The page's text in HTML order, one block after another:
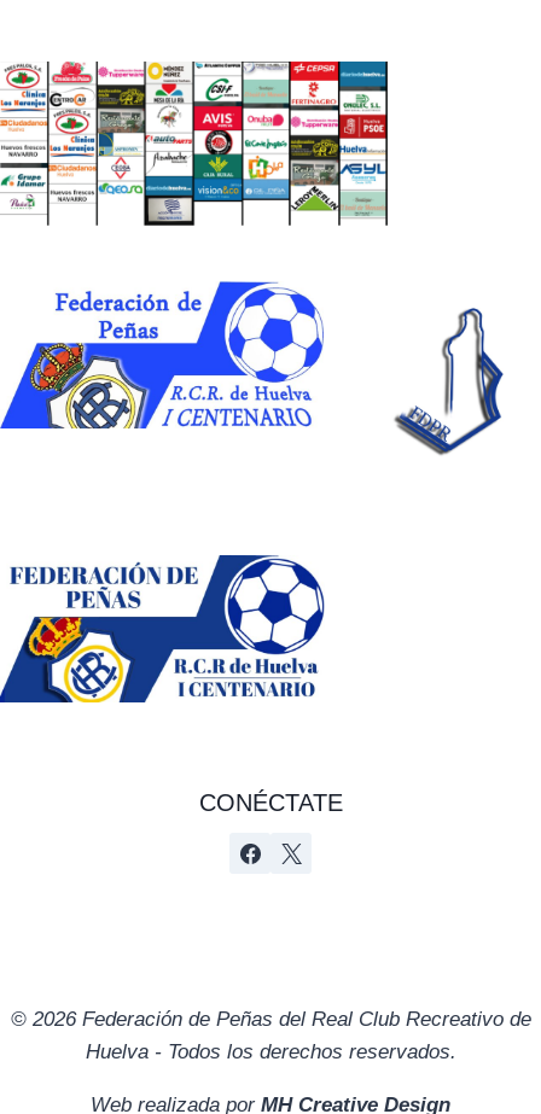
CONÉCTATE
© 2026 Federación de Peñas del Real Club Recreativo de
Huelva - Todos los derechos reservados.
Web realizada por MH Creative Design